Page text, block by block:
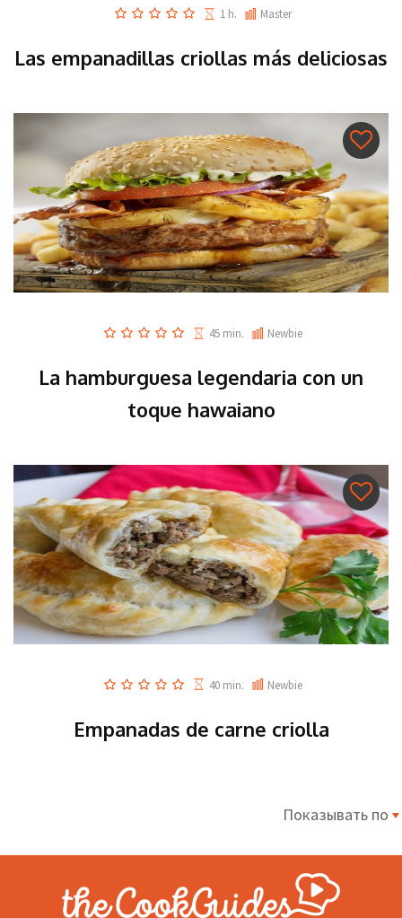
1 h. Master
Las empanadillas criollas más deliciosas
45 min. Newbie
La hamburguesa legendaria con un
toque hawaiano
40 min. Newbie
Empanadas de carne criolla
Показывать по